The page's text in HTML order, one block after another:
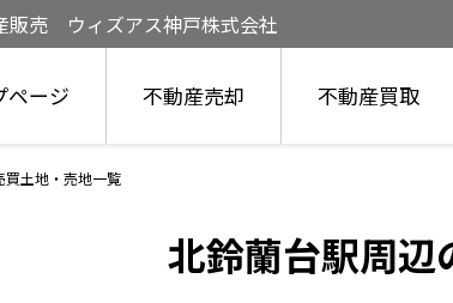
販売 ウィズアス神戸株式会社
ページ 不動産売却 不動産買取
買土地・売地一覧
北鈴蘭台駅周辺